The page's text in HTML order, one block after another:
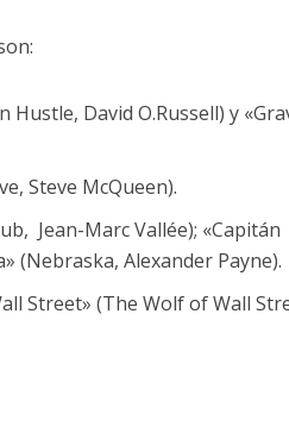
Hustle, David O.Russell) y
Steve McQueen).
Jean-Marc Vallée); «Capitán
(Nebraska, Alexander Payne).
Street» (The Wolf of Wall